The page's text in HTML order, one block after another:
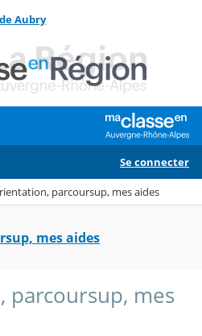
Aubry
Se connecter
parcoursup, mes aides
mes aides
mes